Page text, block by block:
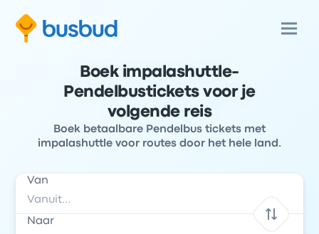
Boek impalashuttle-
Pendelbustickets voor je
volgende reis
Boek betaalbare Pendelbus tickets met
impalashuttle voor routes door het hele land.
Van
Naar